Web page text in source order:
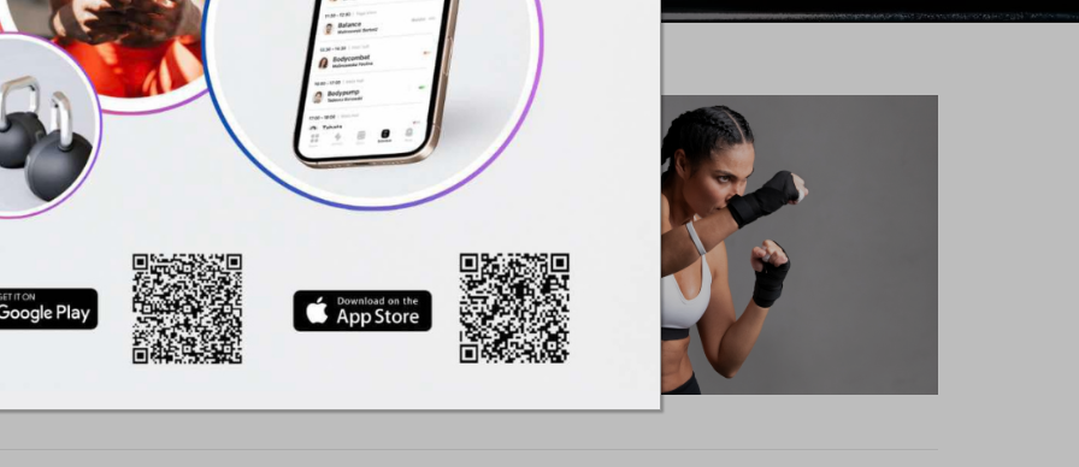
od podstaw.
podstawowych elementów jak:
ciosów czy poruszania się.
bokserskich i poprawisz
GANEWA »